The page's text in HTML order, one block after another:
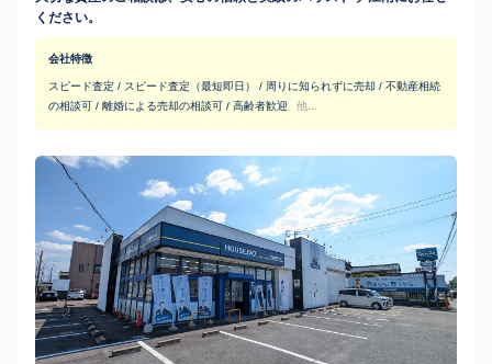
ください。
会社特徴
スピード査定 / スピード査定（最短即日） / 周りに知られずに売却 / 不動産相続
の相談可 / 離婚による売却の相談可 / 高齢者歓迎
他...